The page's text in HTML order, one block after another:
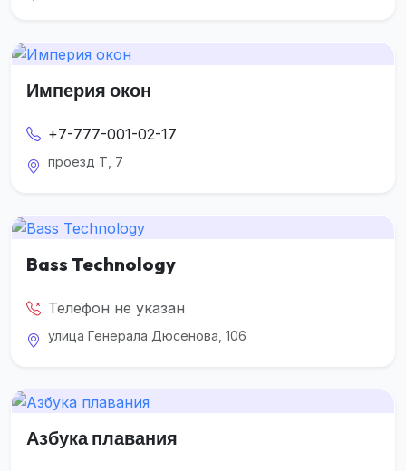
Империя окон
+7-777-001-02-17
проезд Т, 7
Bass Technology
Телефон не указан
улица Генерала Дюсенова, 106
Азбука плавания